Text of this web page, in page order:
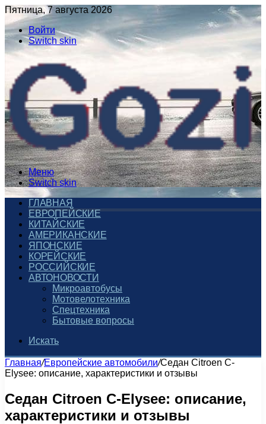
Пятница, 7 августа 2026
Войти
Switch skin
Меню
Switch skin
ГЛАВНАЯ
ЕВРОПЕЙСКИЕ
КИТАЙСКИЕ
АМЕРИКАНСКИЕ
ЯПОНСКИЕ
КОРЕЙСКИЕ
РОССИЙСКИЕ
АВТОНОВОСТИ
Микроавтобусы
Мотовелотехника
Спецтехника
Бытовые вопросы
Искать
Главная/Европейские автомобили/Седан Citroen C-
Elysee: описание, характеристики и отзывы
Седан Citroen C-Elysee: описание,
характеристики и отзывы